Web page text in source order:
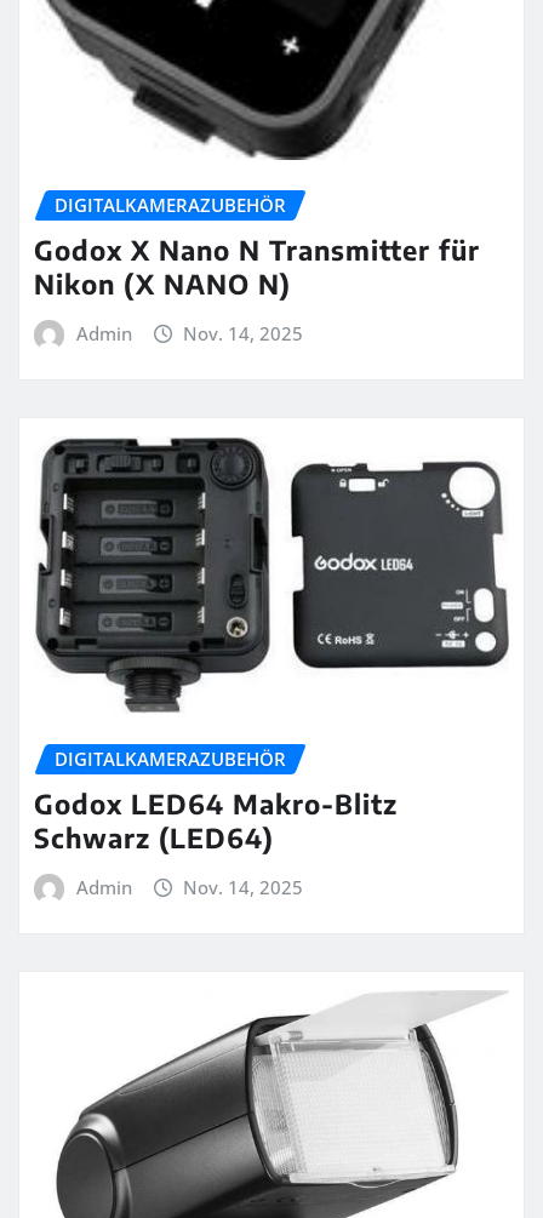
DIGITALKAMERAZUBEHÖR
Godox X Nano N Transmitter für
Nikon (X NANO N)
Admin Nov. 14, 2025
DIGITALKAMERAZUBEHÖR
Godox LED64 Makro-Blitz
Schwarz (LED64)
Admin Nov. 14, 2025